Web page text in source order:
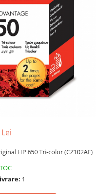
HP 650 Tri-color (CZ102AE)
1